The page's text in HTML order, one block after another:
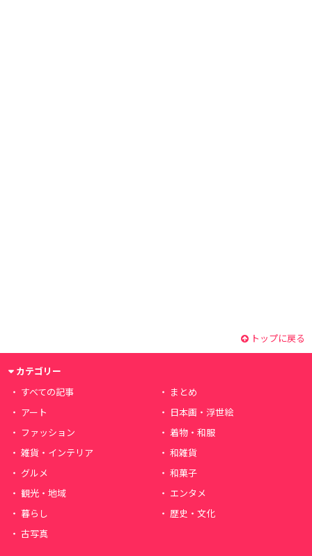
トップに戻る
カテゴリー
すべての記事
まとめ
アート
日本画・浮世絵
ファッション
着物・和服
雑貨・インテリア
和雑貨
グルメ
和菓子
観光・地域
エンタメ
暮らし
歴史・文化
古写真